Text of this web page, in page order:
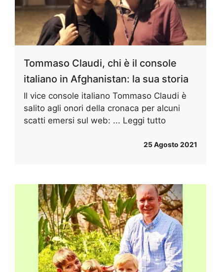
Tommaso Claudi, chi è il console
italiano in Afghanistan: la sua storia
Il vice console italiano Tommaso Claudi è
salito agli onori della cronaca per alcuni
scatti emersi sul web: ... Leggi tutto
25 Agosto 2021